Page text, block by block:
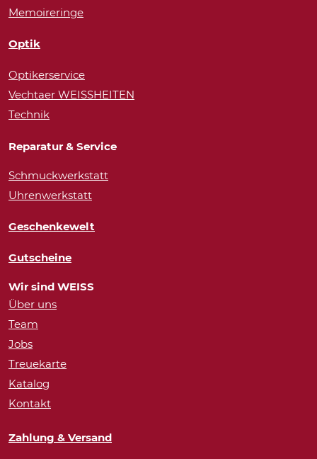
Memoireringe
Optik
Optikerservice
Vechtaer WEISSHEITEN
Technik
Reparatur & Service
Schmuckwerkstatt
Uhrenwerkstatt
Geschenkewelt
Gutscheine
Wir sind WEISS
Über uns
Team
Jobs
Treuekarte
Katalog
Kontakt
Zahlung & Versand